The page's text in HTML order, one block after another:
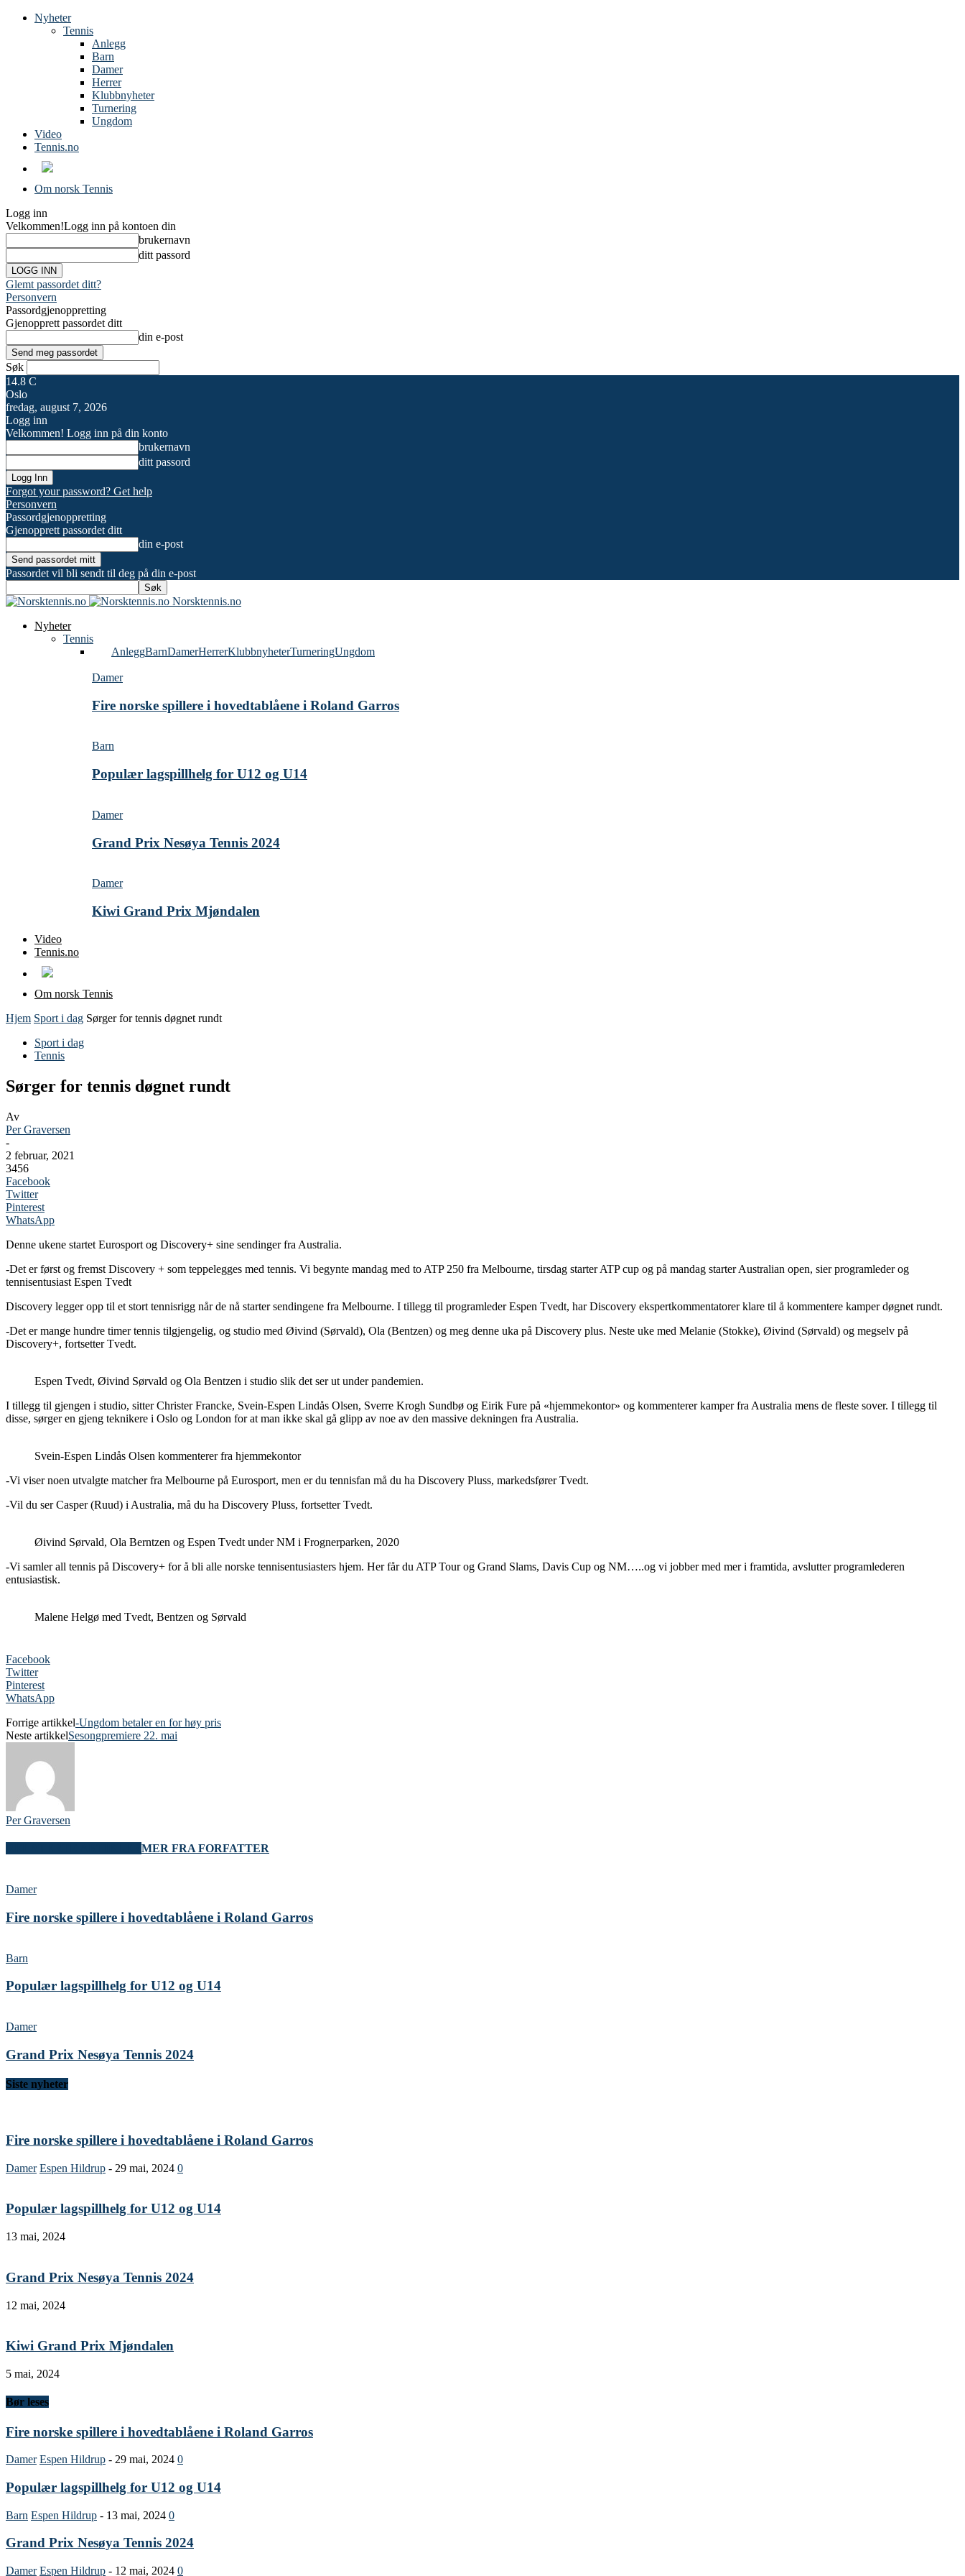
Nyheter
Tennis
Anlegg
Barn
Damer
Herrer
Klubbnyheter
Turnering
Ungdom
Video
Tennis.no
Om norsk Tennis
Logg inn
Velkommen!Logg inn på kontoen din
brukernavn
ditt passord
Glemt passordet ditt?
Personvern
Passordgjenoppretting
Gjenopprett passordet ditt
din e-post
Søk
14.8 C
Oslo
fredag, august 7, 2026
Logg inn
Velkommen! Logg inn på din konto
brukernavn
ditt passord
Forgot your password? Get help
Personvern
Passordgjenoppretting
Gjenopprett passordet ditt
din e-post
Passordet vil bli sendt til deg på din e-post
Norsktennis.no
Nyheter
Tennis
AnleggBarnDamerHerrerKlubbnyheterTurneringUngdom
Damer
Fire norske spillere i hovedtablåene i Roland Garros
Barn
Populær lagspillhelg for U12 og U14
Damer
Grand Prix Nesøya Tennis 2024
Damer
Kiwi Grand Prix Mjøndalen
Video
Tennis.no
Om norsk Tennis
Hjem Sport i dag Sørger for tennis døgnet rundt
Sport i dag
Tennis
Sørger for tennis døgnet rundt
Av
Per Graversen
-
2 februar, 2021
3456
Facebook
Twitter
Pinterest
WhatsApp
Denne ukene startet Eurosport og Discovery+ sine sendinger fra Australia.
-Det er først og fremst Discovery + som teppelegges med tennis. Vi begynte mandag med to ATP 250 fra Melbourne, tirsdag starter ATP cup og på mandag starter Australian open, sier programleder og
tennisentusiast Espen Tvedt
Discovery legger opp til et stort tennisrigg når de nå starter sendingene fra Melbourne. I tillegg til programleder Espen Tvedt, har Discovery ekspertkommentatorer klare til å kommentere kamper døgnet rundt.
-Det er mange hundre timer tennis tilgjengelig, og studio med Øivind (Sørvald), Ola (Bentzen) og meg denne uka på Discovery plus. Neste uke med Melanie (Stokke), Øivind (Sørvald) og megselv på
Discovery+, fortsetter Tvedt.
Espen Tvedt, Øivind Sørvald og Ola Bentzen i studio slik det ser ut under pandemien.
I tillegg til gjengen i studio, sitter Christer Francke, Svein-Espen Lindås Olsen, Sverre Krogh Sundbø og Eirik Fure på «hjemmekontor» og kommenterer kamper fra Australia mens de fleste sover. I tillegg til
disse, sørger en gjeng teknikere i Oslo og London for at man ikke skal gå glipp av noe av den massive dekningen fra Australia.
Svein-Espen Lindås Olsen kommenterer fra hjemmekontor
-Vi viser noen utvalgte matcher fra Melbourne på Eurosport, men er du tennisfan må du ha Discovery Pluss, markedsfører Tvedt.
-Vil du ser Casper (Ruud) i Australia, må du ha Discovery Pluss, fortsetter Tvedt.
Øivind Sørvald, Ola Berntzen og Espen Tvedt under NM i Frognerparken, 2020
-Vi samler all tennis på Discovery+ for å bli alle norske tennisentusiasters hjem. Her får du ATP Tour og Grand Slams, Davis Cup og NM…..og vi jobber med mer i framtida, avslutter programlederen
entusiastisk.
Malene Helgø med Tvedt, Bentzen og Sørvald
Facebook
Twitter
Pinterest
WhatsApp
Forrige artikkel-Ungdom betaler en for høy pris
Neste artikkelSesongpremiere 22. mai
Per Graversen
MER FRA FORFATTER
Damer
Fire norske spillere i hovedtablåene i Roland Garros
Barn
Populær lagspillhelg for U12 og U14
Damer
Grand Prix Nesøya Tennis 2024
Siste nyheter
Fire norske spillere i hovedtablåene i Roland Garros
Damer Espen Hildrup - 29 mai, 2024 0
Populær lagspillhelg for U12 og U14
13 mai, 2024
Grand Prix Nesøya Tennis 2024
12 mai, 2024
Kiwi Grand Prix Mjøndalen
5 mai, 2024
Bør leses
Fire norske spillere i hovedtablåene i Roland Garros
Damer Espen Hildrup - 29 mai, 2024 0
Populær lagspillhelg for U12 og U14
Barn Espen Hildrup - 13 mai, 2024 0
Grand Prix Nesøya Tennis 2024
Damer Espen Hildrup - 12 mai, 2024 0